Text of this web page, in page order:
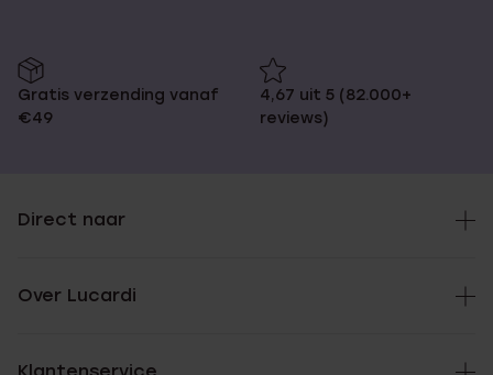
Gratis verzending vanaf
€49
4,67 uit 5 (82.000+
reviews)
Direct naar
Over Lucardi